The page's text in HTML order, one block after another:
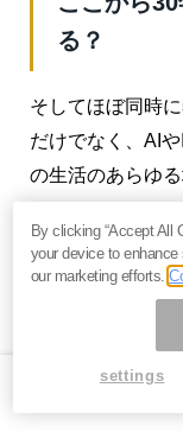
る？
そしてほぼ同時に
だけでなく、AI
の生活のあらゆ
人手不足が進む
程度しかない生
生産や販売の現
ば、それは株価
By clicking “Accept All
your device to
our marketing efforts.
settings